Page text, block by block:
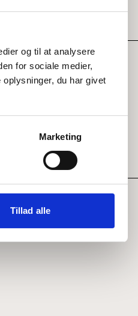
og til at analysere
for sociale medier,
du har givet
Marketing
Tillad alle